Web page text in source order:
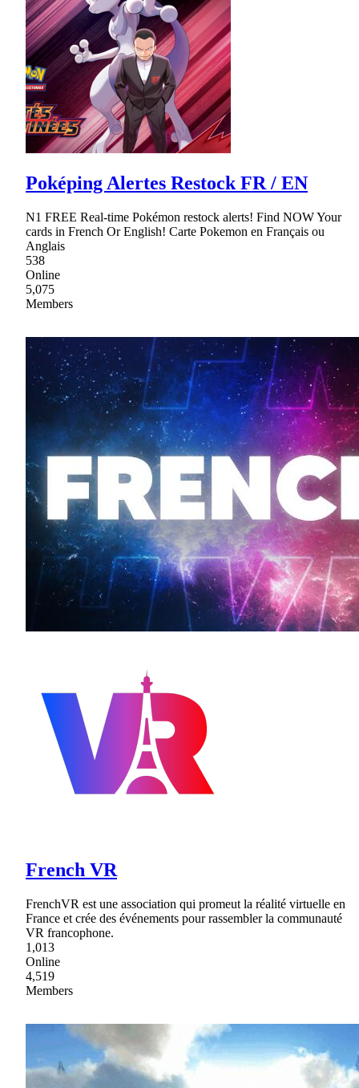
Poképing Alertes Restock FR / EN
N1 FREE Real-time Pokémon restock alerts! Find NOW Your
cards in French Or English! Carte Pokemon en Français ou
Anglais
538
Online
5,075
Members
French VR
FrenchVR est une association qui promeut la réalité virtuelle en
France et crée des événements pour rassembler la communauté
VR francophone.
1,013
Online
4,519
Members